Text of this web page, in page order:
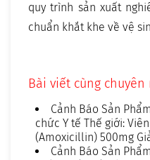
quy trình sản xuất
chuẩn khắt khe về vệ
Bài viết cùng chuyên
Cảnh Báo Sản
chức Y tế Thế giới: Viên
(Amoxicillin) 500mg
Cảnh Báo Sản